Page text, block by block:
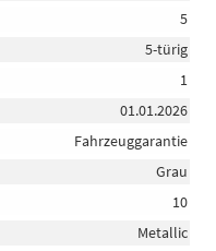
5
5-türig
1
01.01.2026
Fahrzeuggarantie
Grau
10
Metallic